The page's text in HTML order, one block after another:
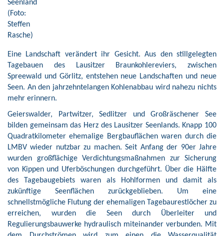
Seenland
(Foto:
Steffen
Rasche)
Eine Landschaft verändert ihr Gesicht. Aus den stillgelegten
Tagebauen des Lausitzer Braunkohlereviers, zwischen
Spreewald und Görlitz, entstehen neue Landschaften und neue
Seen. An den jahrzehntelangen Kohlenabbau wird nahezu nichts
mehr erinnern.
Geierswalder, Partwitzer, Sedlitzer und Großräschener See
bilden gemeinsam das Herz des Lausitzer Seenlands. Knapp 100
Quadratkilometer ehemalige Bergbauflächen waren durch die
LMBV wieder nutzbar zu machen. Seit Anfang der 90er Jahre
wurden großflächige Verdichtungsmaßnahmen zur Sicherung
von Kippen und Uferböschungen durchgeführt. Über die Hälfte
des Tagebaugebiets waren als Hohlformen und damit als
zukünftige Seenflächen zurückgeblieben. Um eine
schnellstmögliche Flutung der ehemaligen Tagebaurestlöcher zu
erreichen, wurden die Seen durch Überleiter und
Regulierungsbauwerke hydraulisch miteinander verbunden. Mit